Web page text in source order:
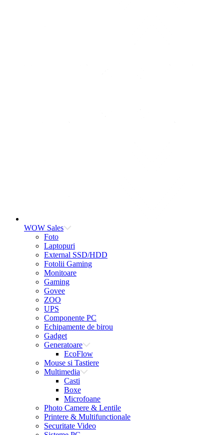
WOW Sales
Foto
Laptopuri
External SSD/HDD
Fotolii Gaming
Monitoare
Gaming
Govee
ZOO
UPS
Componente PC
Echipamente de birou
Gadget
Generatoare
EcoFlow
Mouse si Tastiere
Multimedia
Casti
Boxe
Microfoane
Photo Camere & Lentile
Printere & Multifunctionale
Securitate Video